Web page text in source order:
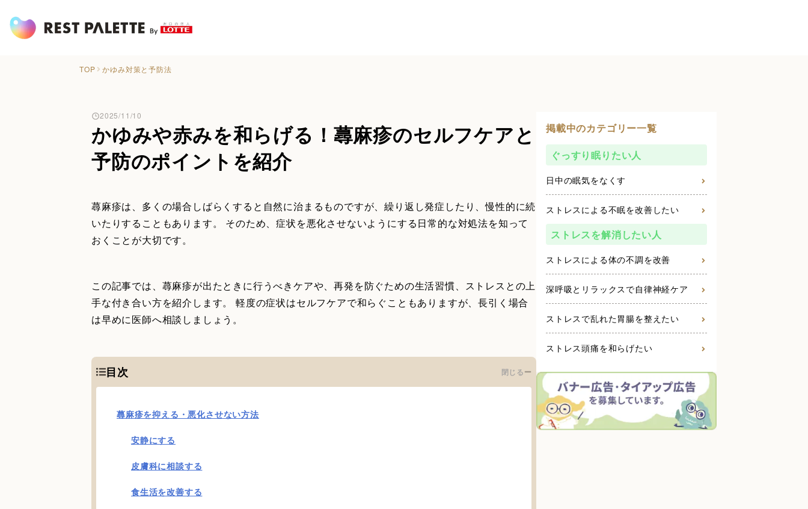
TOP かゆみ対策と予防法
かゆみや赤みを和らげる！蕁麻疹のセルフケアと
予防のポイントを紹介
2025/11/10
蕁麻疹は、多くの場合しばらくすると自然に治まるものですが、繰り返し発症したり、慢性的に続
いたりすることもあります。 そのため、症状を悪化させないようにする日常的な対処法を知って
おくことが大切です。
この記事では、蕁麻疹が出たときに行うべきケアや、再発を防ぐための生活習慣、ストレスとの上
手な付き合い方を紹介します。 軽度の症状はセルフケアで和らぐこともありますが、長引く場合
は早めに医師へ相談しましょう。
目次 閉じる
蕁麻疹を抑える・悪化させない方法
安静にする
皮膚科に相談する
食生活を改善する
掲載中のカテゴリー一覧
ぐっすり眠りたい人
日中の眠気をなくす
ストレスによる不眠を改善したい
ストレスを解消したい人
ストレスによる体の不調を改善
深呼吸とリラックスで自律神経ケア
ストレスで乱れた胃腸を整えたい
ストレス頭痛を和らげたい